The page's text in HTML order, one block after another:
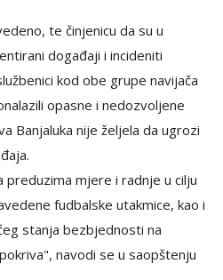
te činjenicu da su u
događaji i incideniti
kod obe grupe navijača
opasne i nedozvoljene
Banjaluka nije željela da ugrozi
preduzima mjere i radnje u cilju
fudbalske utakmice, kao i
stanja bezbjednosti na
navodi se u saopštenju